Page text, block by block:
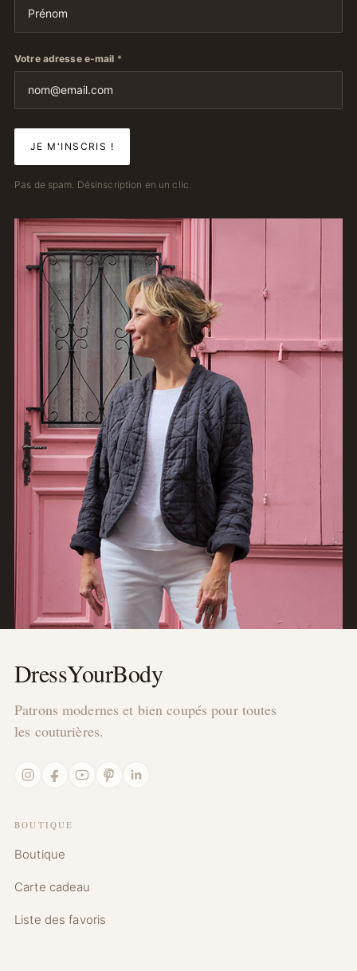
Votre adresse e-mail *
Pas de spam. Désinscription en un clic.
DressYourBody
Patrons modernes et bien coupés pour toutes
les couturières.
InstagramFacebookYouTubePinterestLinkedIn
BOUTIQUE
Boutique
Carte cadeau
Liste des favoris